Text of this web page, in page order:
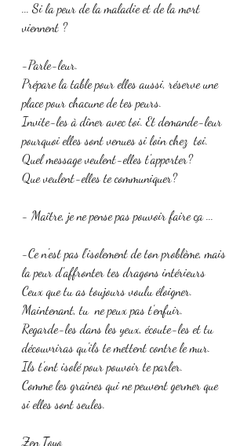
... Si la peur de la maladie et de la mort
viennent ?
-Parle-leur.
Prépare la table pour elles aussi, réserve une
place pour chacune de tes peurs.
Invite-les à dîner avec toi. Et demande-leur
pourquoi elles sont venues si loin chez  toi.
Quel message veulent-elles t'apporter?
Que veulent-elles te communiquer?
- Maître, je ne pense pas pouvoir faire ça ...
-Ce n'est pas l'isolement de ton problème, mais
la peur d'affronter tes dragons intérieurs
Ceux que tu as toujours voulu éloigner.
Maintenant, tu  ne peux pas t'enfuir.
Regarde-les dans les yeux, écoute-les et tu
découvriras qu'ils te mettent contre le mur.
Ils t'ont isolé pour pouvoir te parler.
Comme les graines qui ne peuvent germer que
si elles sont seules.
Zen Toyo